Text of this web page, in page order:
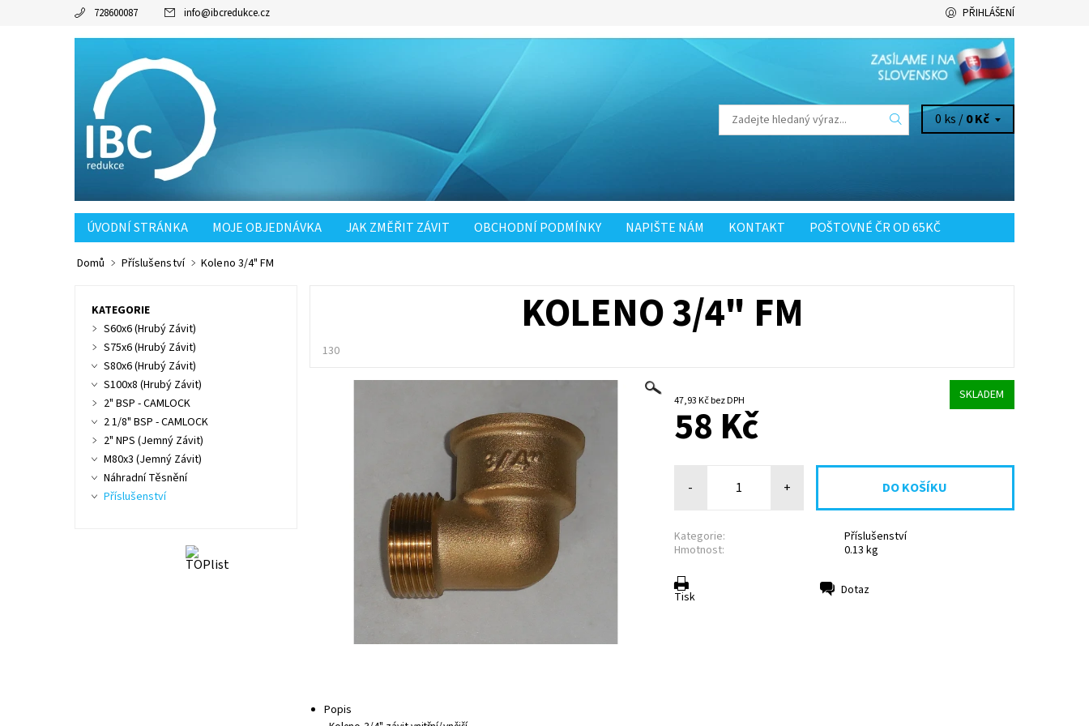
728600087 info@ibcredukce.cz PŘIHLÁŠENÍ
0 ks /0 Kč
ÚVODNÍ STRÁNKA MOJE OBJEDNÁVKA JAK ZMĚŘIT ZÁVIT OBCHODNÍ PODMÍNKY NAPIŠTE NÁM KONTAKT
POŠTOVNÉ ČR OD 65KČ
POŠTOVNÉ SK OD 90KČ
Domů Příslušenství Koleno 3/4" FM
KOLENO 3/4" FM
130
47,93 Kč bez DPH SKLADEM
58 Kč
- +
Kategorie:
Příslušenství
Hmotnost:
0.13 kg
Tisk Dotaz
Popis
KATEGORIE
S60x6 (Hrubý Závit)
S75x6 (Hrubý Závit)
S80x6 (Hrubý Závit)
S100x8 (Hrubý Závit)
2" BSP - CAMLOCK
2 1/8" BSP - CAMLOCK
2" NPS (Jemný Závit)
M80x3 (Jemný Závit)
Náhradní Těsnění
Příslušenství